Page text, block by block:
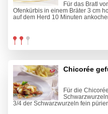
Für das Bratl
Ofenkürbis in einem Bräter 3 cm
auf dem Herd 10 Minuten
Chicorée
Für die
3/4 der Schwarzwurzeln fein